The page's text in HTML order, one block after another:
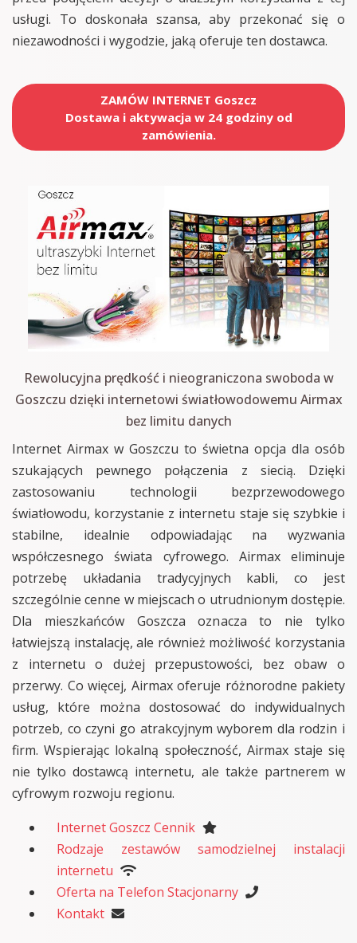
usługi. To doskonała szansa, aby przekonać się o
niezawodności i wygodzie, jaką oferuje ten dostawca.
ZAMÓW INTERNET Goszcz
Dostawa i aktywacja w 24 godziny od
zamówienia.
Rewolucyjna prędkość i nieograniczona swoboda w
Goszczu dzięki internetowi światłowodowemu Airmax
bez limitu danych
Internet Airmax w Goszczu to świetna opcja dla osób
szukających pewnego połączenia z siecią. Dzięki
zastosowaniu technologii bezprzewodowego
światłowodu, korzystanie z internetu staje się szybkie i
stabilne, idealnie odpowiadając na wyzwania
współczesnego świata cyfrowego. Airmax eliminuje
potrzebę układania tradycyjnych kabli, co jest
szczególnie cenne w miejscach o utrudnionym dostępie.
Dla mieszkańców Goszcza oznacza to nie tylko
łatwiejszą instalację, ale również możliwość korzystania
z internetu o dużej przepustowości, bez obaw o
przerwy. Co więcej, Airmax oferuje różnorodne pakiety
usług, które można dostosować do indywidualnych
potrzeb, co czyni go atrakcyjnym wyborem dla rodzin i
firm. Wspierając lokalną społeczność, Airmax staje się
nie tylko dostawcą internetu, ale także partnerem w
cyfrowym rozwoju regionu.
Internet Goszcz Cennik
Rodzaje zestawów samodzielnej instalacji
internetu
Oferta na Telefon Stacjonarny
Kontakt